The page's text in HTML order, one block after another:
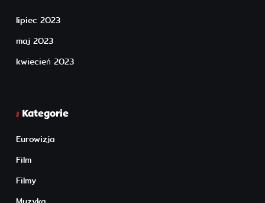
lipiec 2023
maj 2023
kwiecień 2023
Kategorie
Eurowizja
Film
Filmy